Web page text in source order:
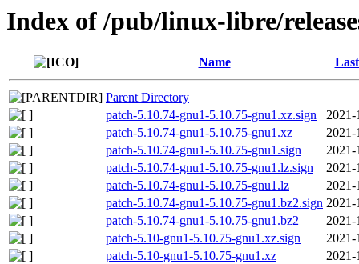
Index of /pub/linux-libre/
Name
Parent Directory
patch-5.10.74-gnu1-5.10.75-gnu1.xz.sign
2021-
patch-5.10.74-gnu1-5.10.75-gnu1.xz
2021-
patch-5.10.74-gnu1-5.10.75-gnu1.sign
2021-
patch-5.10.74-gnu1-5.10.75-gnu1.lz.sign
2021-
patch-5.10.74-gnu1-5.10.75-gnu1.lz
2021-
patch-5.10.74-gnu1-5.10.75-gnu1.bz2.sign 2021-
patch-5.10.74-gnu1-5.10.75-gnu1.bz2
2021-
patch-5.10-gnu1-5.10.75-gnu1.xz.sign
2021-
patch-5.10-gnu1-5.10.75-gnu1.xz
2021-